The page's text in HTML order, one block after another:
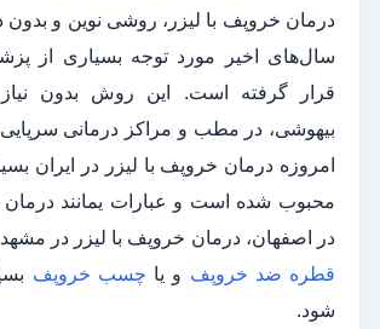
درمان خروپف با لیزر، روشی نوین و بدون
سال‌های اخیر مورد توجه بسیاری از
قرار گرفته است. این روش بدون
بیهوشی، در مطب و مراکز درمانی
امروزه درمان خروپف با لیزر در ایران
محبوب شده است و عبارات یمانند درمان
در اصفهان، درمان خروپف با لیزر در مشهد
قطره ضد خروپف و یا چسب خروپف
شود.